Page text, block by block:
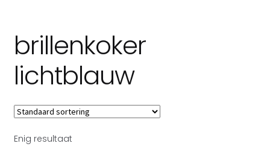
brillenkoker
lichtblauw
Enig resultaat